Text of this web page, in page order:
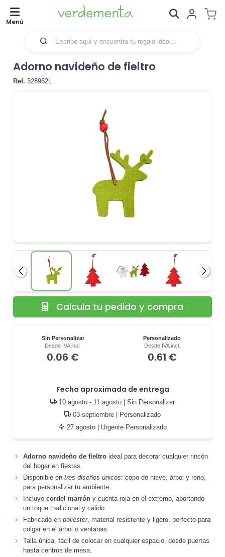
Menú
Adorno navideño de fieltro
Ref. 328962L
Anterior
Sin Personalizar
Desde IVA incl.
0.06 €
Personalizado
Desde IVA incl.
0.61 €
Fecha aproximada de entrega
10 agosto - 11 agosto | Sin Personalizar
03 septiembre | Personalizado
27 agosto | Urgente Personalizado
Calcula tu pedido y compra
Adorno navideño de fieltroideal para decorar cualquier rincón
del hogar en fiestas.
Disponible en tres diseños únicos: copo de nieve, árbol y reno,
para personalizar tu ambiente.
Incluye cordel marróny cuenta roja en el extremo, aportando
un toque tradicional y cálido.
Fabricado en poliéster, material resistente y ligero, perfecto para
colgar en el árbol o ventanas.
Talla única, fácil de colocar en cualquier espacio, desde puertas
hasta centros de mesa.